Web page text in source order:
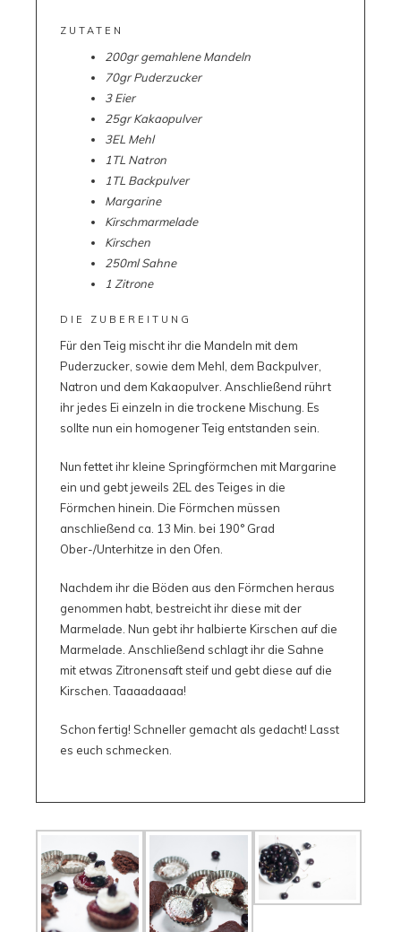
ZUTATEN
200gr gemahlene Mandeln
70gr Puderzucker
3 Eier
25gr Kakaopulver
3EL Mehl
1TL Natron
1TL Backpulver
Margarine
Kirschmarmelade
Kirschen
250ml Sahne
1 Zitrone
DIE ZUBEREITUNG
Für den Teig mischt ihr die Mandeln mit dem
Puderzucker, sowie dem Mehl, dem Backpulver,
Natron und dem Kakaopulver. Anschließend rührt
ihr jedes Ei einzeln in die trockene Mischung. Es
sollte nun ein homogener Teig entstanden sein.
Nun fettet ihr kleine Springförmchen mit Margarine
ein und gebt jeweils 2EL des Teiges in die
Förmchen hinein. Die Förmchen müssen
anschließend ca. 13 Min. bei 190° Grad
Ober-/Unterhitze in den Ofen.
Nachdem ihr die Böden aus den Förmchen heraus
genommen habt, bestreicht ihr diese mit der
Marmelade. Nun gebt ihr halbierte Kirschen auf die
Marmelade. Anschließend schlagt ihr die Sahne
mit etwas Zitronensaft steif und gebt diese auf die
Kirschen. Taaaadaaaa!
Schon fertig! Schneller gemacht als gedacht! Lasst
es euch schmecken.